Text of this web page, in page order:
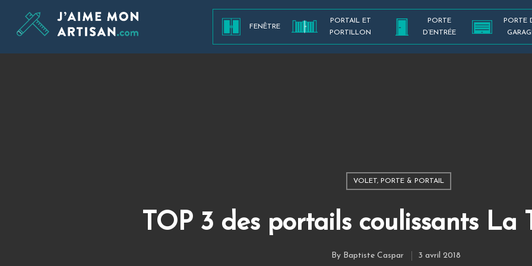
FENÊTRE
PORTAIL ET
PORTILLON
PORTE
D’ENTRÉE
PORTE
VOLET, PORTE & PORTAIL
TOP 3 des portails coulissants La
By Baptiste Caspar 3 avril 2018